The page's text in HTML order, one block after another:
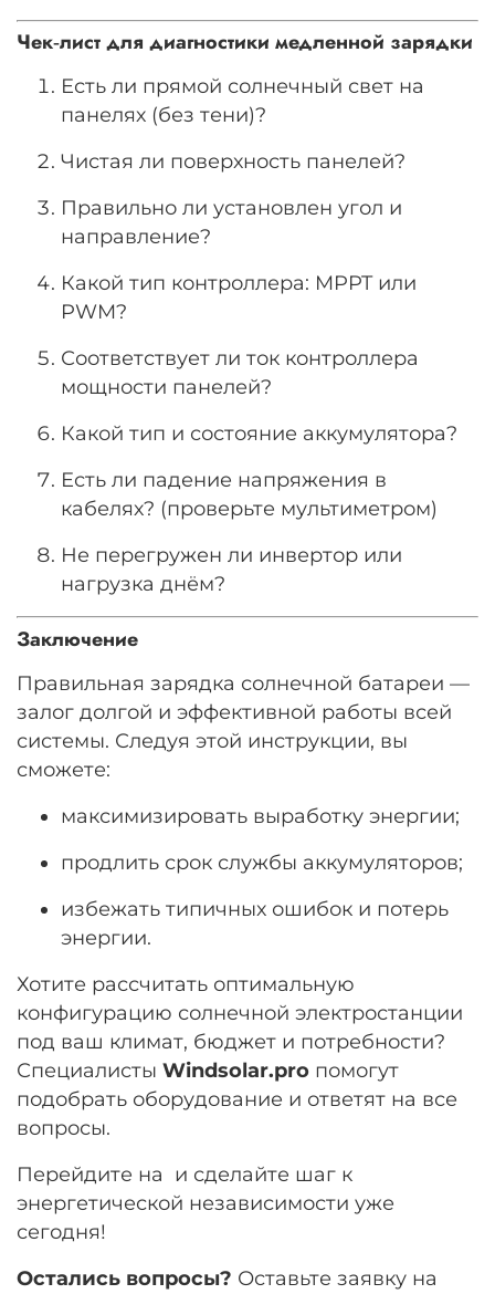
Чек‑лист для диагностики медленной зарядки
Есть ли прямой солнечный свет на
панелях (без тени)?
Чистая ли поверхность панелей?
Правильно ли установлен угол и
направление?
Какой тип контроллера: MPPT или
PWM?
Соответствует ли ток контроллера
мощности панелей?
Какой тип и состояние аккумулятора?
Есть ли падение напряжения в
кабелях? (проверьте мультиметром)
Не перегружен ли инвертор или
нагрузка днём?
Заключение
Правильная зарядка солнечной батареи —
залог долгой и эффективной работы всей
системы. Следуя этой инструкции, вы
сможете:
максимизировать выработку энергии;
продлить срок службы аккумуляторов;
избежать типичных ошибок и потерь
энергии.
Хотите рассчитать оптимальную
конфигурацию солнечной электростанции
под ваш климат, бюджет и потребности?
Специалисты Windsolar.pro помогут
подобрать оборудование и ответят на все
вопросы.
Перейдите на
и сделайте шаг к
энергетической независимости уже
сегодня!
Остались вопросы? Оставьте заявку на